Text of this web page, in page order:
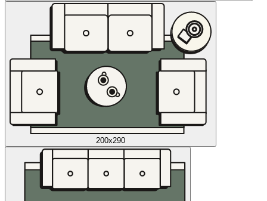
200x290